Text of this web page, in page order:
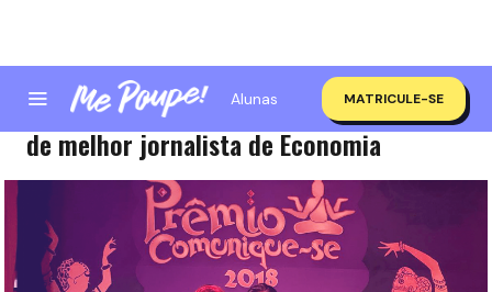
Alunas MATRICULE-SE
Nath Arcuri ganha Prêmio Comunique-se
de melhor jornalista de Economia